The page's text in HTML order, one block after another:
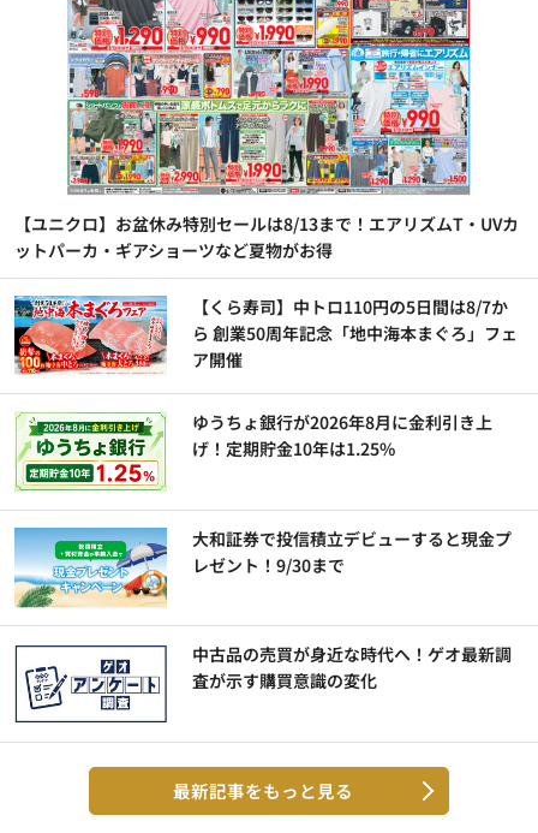
【ユニクロ】お盆休み特別セールは8/13まで！エアリズムT・UVカ
ットパーカ・ギアショーツなど夏物がお得
【くら寿司】中トロ110円の5日間は8/7か
ら 創業50周年記念「地中海本まぐろ」フェ
ア開催
ゆうちょ銀行が2026年8月に金利引き上
げ！定期貯金10年は1.25%
大和証券で投信積立デビューすると現金プ
レゼント！9/30まで
中古品の売買が身近な時代へ！ゲオ最新調
査が示す購買意識の変化
最新記事をもっと見る